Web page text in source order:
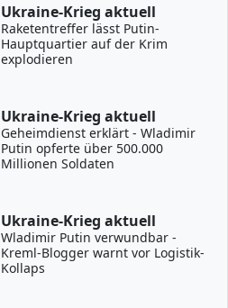
Ukraine-Krieg aktuell
Raketentreffer lässt Putin-
Hauptquartier auf der Krim
explodieren
Ukraine-Krieg aktuell
Geheimdienst erklärt - Wladimir
Putin opferte über 500.000
Millionen Soldaten
Ukraine-Krieg aktuell
Wladimir Putin verwundbar -
Kreml-Blogger warnt vor Logistik-
Kollaps